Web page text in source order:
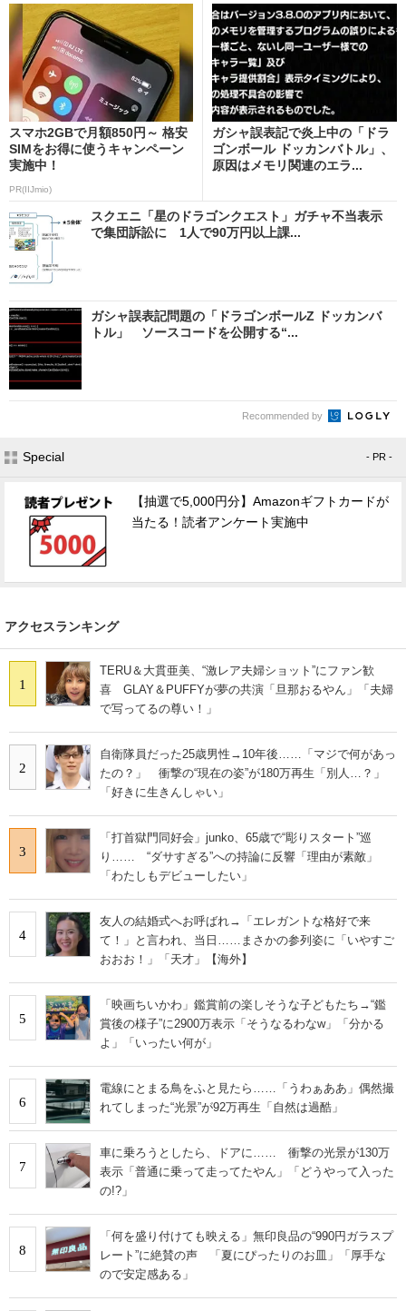
スマホ2GBで月額850円～ 格安
SIMをお得に使うキャンペーン
実施中！
PR(IIJmio)
ガシャ誤表記で炎上中の「ドラ
ゴンボール ドッカンバトル」、
原因はメモリ関連のエラ...
スクエニ「星のドラゴンクエスト」ガチャ不当表示
で集団訴訟に 1人で90万円以上課...
ガシャ誤表記問題の「ドラゴンボールZ ドッカンバ
トル」 ソースコードを公開する“...
Recommended by
Special - PR -
【抽選で5,000円分】Amazonギフトカードが
当たる！読者アンケート実施中
アクセスランキング
1
TERU＆大貫亜美、“激レア夫婦ショット”にファン歓
喜 GLAY＆PUFFYが夢の共演「旦那おるやん」「夫婦
で写ってるの尊い！」
2
自衛隊員だった25歳男性→10年後……「マジで何があっ
たの？」 衝撃の“現在の姿”が180万再生「別人…？」
「好きに生きんしゃい」
3
「打首獄門同好会」junko、65歳で“彫りスタート”巡
り…… “ダサすぎる”への持論に反響「理由が素敵」
「わたしもデビューしたい」
4
友人の結婚式へお呼ばれ→「エレガントな格好で来
て！」と言われ、当日……まさかの参列姿に「いやすご
おおお！」「天才」【海外】
5
「映画ちいかわ」鑑賞前の楽しそうな子どもたち→“鑑
賞後の様子”に2900万表示「そうなるわなw」「分かる
よ」「いったい何が」
6
電線にとまる鳥をふと見たら……「うわぁああ」偶然撮
れてしまった“光景”が92万再生「自然は過酷」
7
車に乗ろうとしたら、ドアに…… 衝撃の光景が130万
表示「普通に乗って走ってたやん」「どうやって入った
の!?」
8
「何を盛り付けても映える」無印良品の“990円ガラスプ
レート”に絶賛の声 「夏にぴったりのお皿」「厚手な
ので安定感ある」